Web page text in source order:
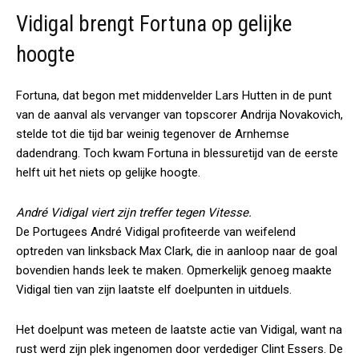
Vidigal brengt Fortuna op gelijke
hoogte
Fortuna, dat begon met middenvelder Lars Hutten in de punt
van de aanval als vervanger van topscorer Andrija Novakovich,
stelde tot die tijd bar weinig tegenover de Arnhemse
dadendrang. Toch kwam Fortuna in blessuretijd van de eerste
helft uit het niets op gelijke hoogte.
André Vidigal viert zijn treffer tegen Vitesse.
De Portugees André Vidigal profiteerde van weifelend
optreden van linksback Max Clark, die in aanloop naar de goal
bovendien hands leek te maken. Opmerkelijk genoeg maakte
Vidigal tien van zijn laatste elf doelpunten in uitduels.
Het doelpunt was meteen de laatste actie van Vidigal, want na
rust werd zijn plek ingenomen door verdediger Clint Essers. De